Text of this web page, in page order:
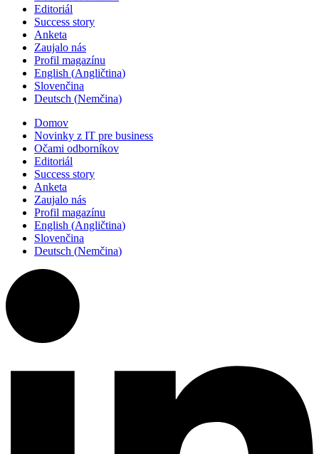
Editoriál
Success story
Anketa
Zaujalo nás
Profil magazínu
English (Angličtina)
Slovenčina
Deutsch (Nemčina)
Domov
Novinky z IT pre business
Očami odborníkov
Editoriál
Success story
Anketa
Zaujalo nás
Profil magazínu
English (Angličtina)
Slovenčina
Deutsch (Nemčina)